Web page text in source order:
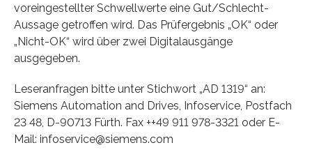
voreingestellter Schwellwerte eine Gut/Schlecht-
Aussage getroffen wird. Das Prüfergebnis „OK“ oder
„Nicht-OK“ wird über zwei Digitalausgänge
ausgegeben.
Leseranfragen bitte unter Stichwort „AD 1319“ an:
Siemens Automation and Drives, Infoservice, Postfach
23 48, D-90713 Fürth. Fax ++49 911 978-3321 oder E-
Mail: infoservice@siemens.com